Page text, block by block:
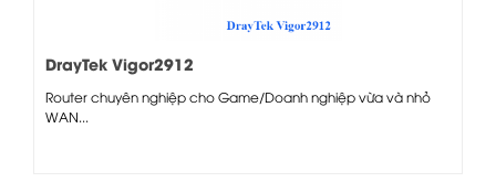
DrayTek Vigor2912
Router chuyên nghiệp cho Game/Doanh nghiệp vừa và nhỏ
WAN...